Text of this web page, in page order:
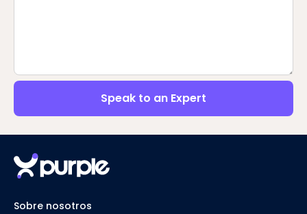
Speak to an Expert
Sobre nosotros